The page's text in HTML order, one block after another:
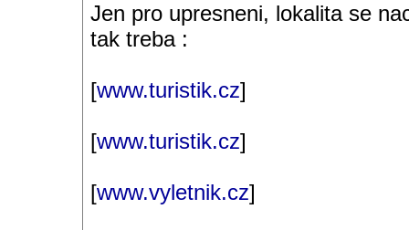
Jen pro upresneni, lokalita se
tak treba :
[www.turistik.cz]
[www.turistik.cz]
[www.vyletnik.cz]